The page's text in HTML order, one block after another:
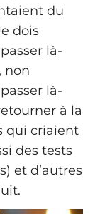
du
dois
là-
non
là-
à la
qui criaient
des tests
et d’autres